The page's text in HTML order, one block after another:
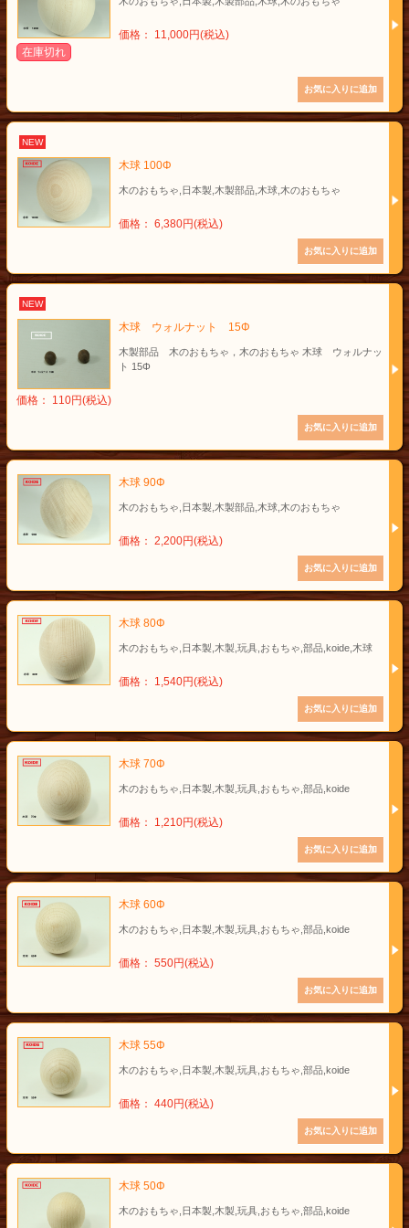
価格： 11,000円(税込)
在庫切れ
NEW
木球 100Φ
木のおもちゃ,日本製,木製部品,木球,木のおもちゃ
価格： 6,380円(税込)
NEW
木球 ウォルナット 15Φ
木製部品 木のおもちゃ，木のおもちゃ 木球 ウォルナッ
ト 15Φ
価格： 110円(税込)
木球 90Φ
木のおもちゃ,日本製,木製部品,木球,木のおもちゃ
価格： 2,200円(税込)
木球 80Φ
木のおもちゃ,日本製,木製,玩具,おもちゃ,部品,koide,木球
価格： 1,540円(税込)
木球 70Φ
木のおもちゃ,日本製,木製,玩具,おもちゃ,部品,koide
価格： 1,210円(税込)
木球 60Φ
木のおもちゃ,日本製,木製,玩具,おもちゃ,部品,koide
価格： 550円(税込)
木球 55Φ
木のおもちゃ,日本製,木製,玩具,おもちゃ,部品,koide
価格： 440円(税込)
木球 50Φ
木のおもちゃ,日本製,木製,玩具,おもちゃ,部品,koide